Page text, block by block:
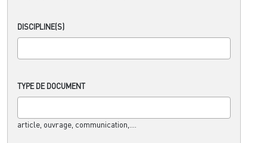
DISCIPLINE(S)
TYPE DE DOCUMENT
article, ouvrage, communication,....